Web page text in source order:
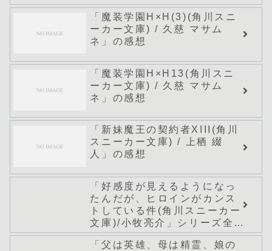
のあらすじ・感想
「魔装学園H×H(3)(角川スニ
ーカー文庫) / 久慈 マサム
ネ」の感想
「魔装学園H×H13(角川スニ
ーカー文庫) / 久慈 マサム
ネ」の感想
「新妹魔王の契約者XIII(角川
スニーカー文庫) / 上栖 綴
人」の感想
「好感度が見えるようになっ
たんだが、ヒロインがカンス
トしている件(角川スニーカー
文庫)/小牧亮介」シリーズ全巻
のあらすじ・感想
「父は英雄、母は精霊、娘の